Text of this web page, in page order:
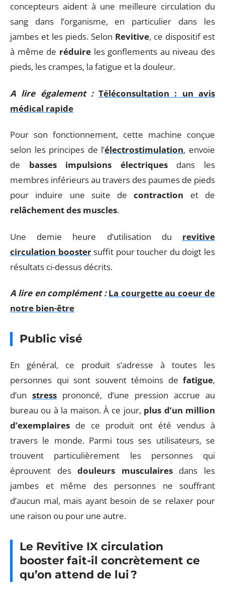
concepteurs aident à une meilleure circulation du
sang dans l’organisme, en particulier dans les
jambes et les pieds. Selon Revitive, ce dispositif est
à même de réduireles gonflements au niveau des
pieds, les crampes, la fatigue et la douleur.
A lire également : Téléconsultation : un avis
médical rapide
Pour son fonctionnement, cette machine conçue
selon les principes de l’électrostimulation, envoie
de basses impulsions électriquesdans les
membres inférieurs au travers des paumes de pieds
pour induire une suite decontraction et de
relâchement des muscles.
Une demie heure d’utilisation du revitive
circulation boostersuffit pour toucher du doigt les
résultats ci-dessus décrits.
A lire en complément : La courgette au coeur de
notre bien-être
Public visé
En général, ce produit s’adresse à toutes les
personnes qui sont souvent témoins de fatigue,
d’un stress prononcé, d’une pression accrue au
bureau ou à la maison. À ce jour, plus d’un million
d’exemplaires de ce produit ont été vendus à
travers le monde. Parmi tous ses utilisateurs, se
trouvent particulièrement les personnes qui
éprouvent desdouleurs musculairesdans les
jambes et même des personnes ne souffrant
d’aucun mal, mais ayant besoin de se relaxer pour
une raison ou pour une autre.
Le Revitive IX circulation
booster fait-il concrètement ce
qu’on attend de lui ?